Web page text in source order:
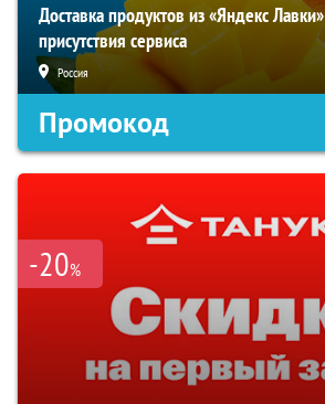
Доставка продуктов из «Яндекс
присутствия сервиса
Россия
Промокод
-20%